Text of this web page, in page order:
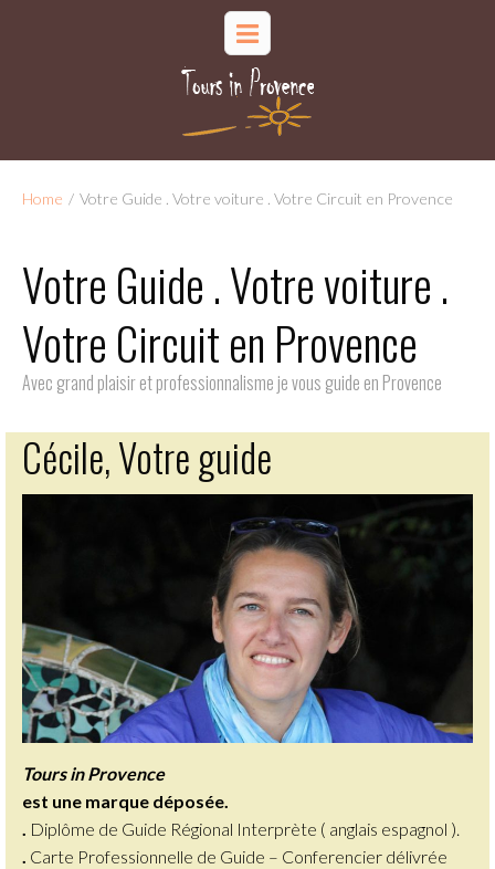
Home / Votre Guide . Votre voiture . Votre Circuit en Provence
Votre Guide . Votre voiture .
Votre Circuit en Provence
Avec grand plaisir et professionnalisme je vous guide en Provence
Cécile, Votre guide
Tours in Provence
est une marque déposée.
. Diplôme de Guide Régional Interprète ( anglais espagnol ).
. Carte Professionnelle de Guide – Conferencier délivrée